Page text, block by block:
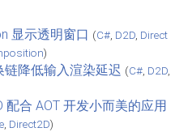
显示透明窗口 (C# D2D Direct
)
降低输入渲染延迟 (C# D2D
合 AOT 开发小而美的应用
Direct2D)